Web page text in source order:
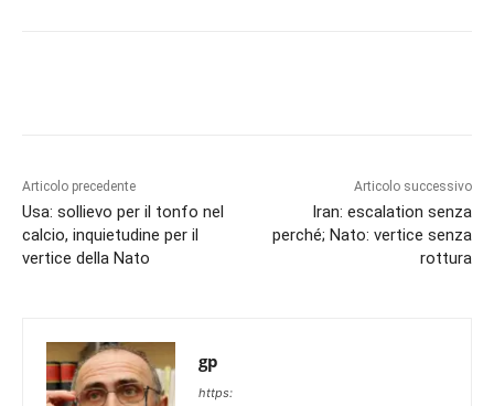
Articolo precedente
Usa: sollievo per il tonfo nel
calcio, inquietudine per il
vertice della Nato
Articolo successivo
Iran: escalation senza
perché; Nato: vertice senza
rottura
gp
https: